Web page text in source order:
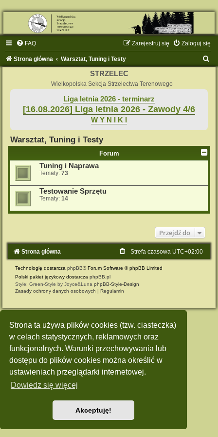
Strona ta używa plików cookies (tzw. ciasteczka)
w celach statystycznych, reklamowych oraz
funkcjonalnych. Warunki przechowywania lub
dostępu do plików cookies można określić w
ustawieniach przeglądarki internetowej.
Dowiedz się więcej
Akceptuję!
FAQ Zaloguj się
Zarejestruj się
Strona główna Warsztat, Tuning i Testy
STRZELEC
Wielkopolska Sekcja Strzelectwa Terenowego
Liga letnia 2026 - terminarz
[16.08.2026] Liga letnia 2026 - Zawody 4/6
W Y N I K I
Warsztat, Tuning i Testy
Forum
Tuning i Naprawa
Tematy: 73
Testowanie Sprzętu
Tematy: 14
Przejdź do
Strona główna Strefa czasowa UTC+02:00
Technologię dostarcza phpBB® Forum Software © phpBB Limited
Polski pakiet językowy dostarcza phpBB.pl
Style: Green-Style by Joyce&Luna phpBB-Style-Design
Zasady ochrony danych osobowych
Regulamin